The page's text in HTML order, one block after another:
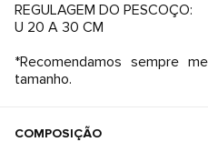
REGULAGEM DO PESCOÇO:
U 20 A 30 CM
*Recomendamos sempre
tamanho.
COMPOSIÇÃO